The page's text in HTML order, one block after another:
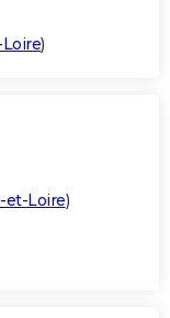
)
et-Loire)